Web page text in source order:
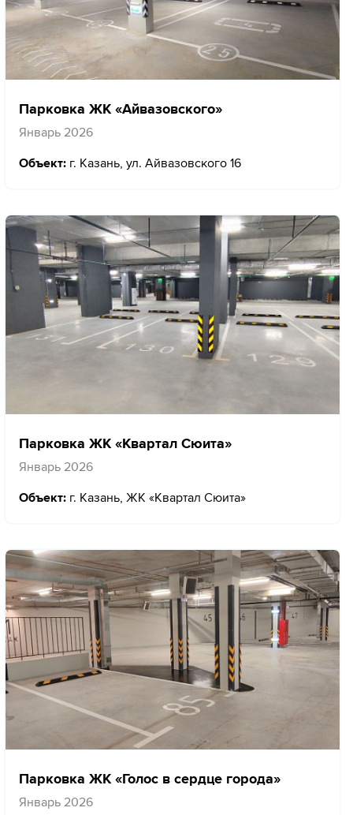
Парковка ЖК «Айвазовского»
Январь 2026
Объект: г. Казань, ул. Айвазовского 16
Парковка ЖК «Квартал Сюита»
Январь 2026
Объект: г. Казань, ЖК «Квартал Сюита»
Парковка ЖК «Голос в сердце города»
Январь 2026